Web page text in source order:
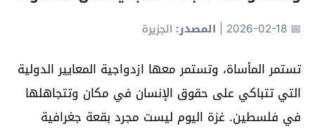
📅 2026-02-18
| المصدر: الجزيرة
تستمر المأساة، وتستمر معها ازدواجية المعايير الدولية
التي تتباكي على حقوق الإنسان في مكان وتتجاهلها
في فلسطين. غزة اليوم ليست مجرد بقعة جغرافية